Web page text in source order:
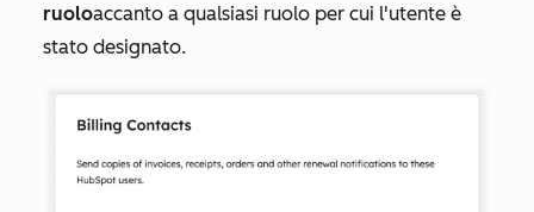
ruoloaccanto a qualsiasi ruolo per cui l'utente è
stato designato.